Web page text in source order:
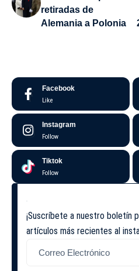
retiradas de
Alemania a Polonia
Facebook
Like
Instagram
Follow
Tiktok
Follow
¡Suscríbete a nuestro boletín
artículos más recientes al